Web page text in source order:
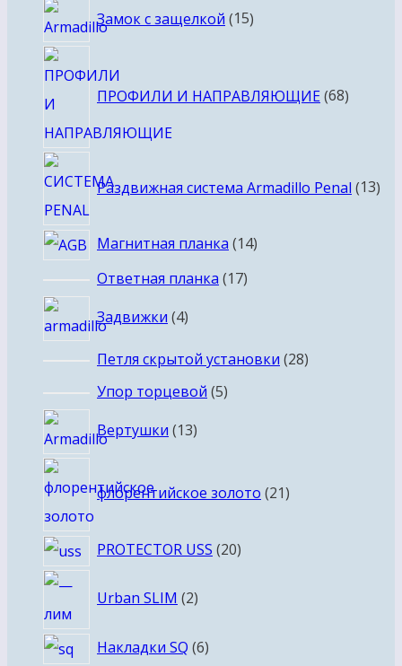
Замок с защелкой 1515
ПРОФИЛИ И НАПРАВЛЯЮЩИЕ 68
Раздвижная система Armadillo Penal 13
Магнитная планка 1414
Ответная планка 1717
Задвижки 44
Петля скрытой установки 2828
Упор торцевой 55
Вертушки 1313
флорентийское золото 21товар
PROTECTOR USS 2020
Urban SLIM 2
товара
Накладки SQ 66